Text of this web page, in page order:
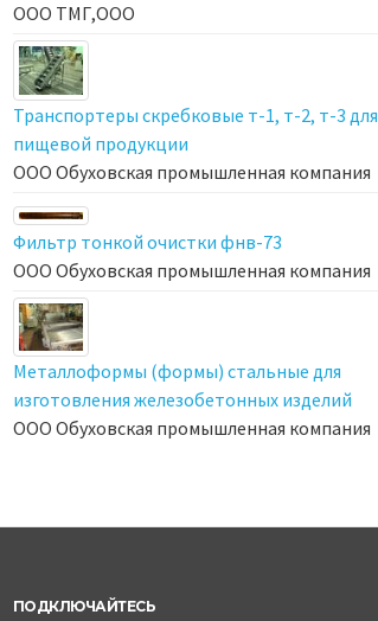
ООО ТМГ,ООО
Транспортеры скребковые т-1, т-2, т-3 для
пищевой продукции
ООО Обуховская промышленная компания
Фильтр тонкой очистки фнв-73
ООО Обуховская промышленная компания
Металлоформы (формы) стальные для
изготовления железобетонных изделий
ООО Обуховская промышленная компания
ПОДКЛЮЧАЙТЕСЬ